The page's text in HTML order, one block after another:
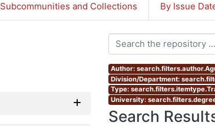
Subcommunities and Collections By Issue
Author:
Division/Department:
Type:
University:
Search